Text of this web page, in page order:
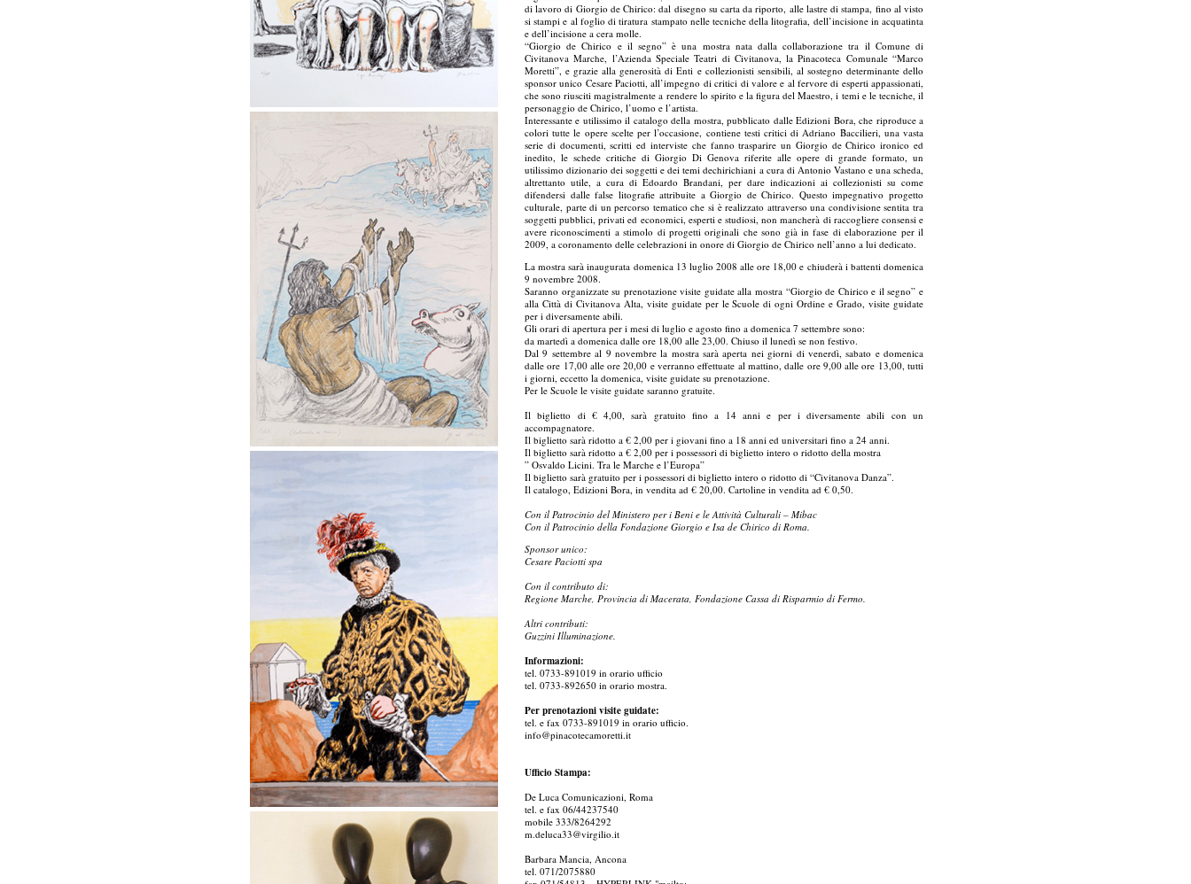
di lavoro di Giorgio de Chirico: dal disegno su carta da riporto, alle lastre di stampa, fino al visto
si stampi e al foglio di tiratura stampato nelle tecniche della litografia, dell’incisione in acquatinta
e dell’incisione a cera molle.
“Giorgio de Chirico e il segno” è una mostra nata dalla collaborazione tra il Comune di
Civitanova Marche, l’Azienda Speciale Teatri di Civitanova, la Pinacoteca Comunale “Marco
Moretti”, e grazie alla generosità di Enti e collezionisti sensibili, al sostegno determinante dello
sponsor unico Cesare Paciotti, all’impegno di critici di valore e al fervore di esperti appassionati,
che sono riusciti magistralmente a rendere lo spirito e la figura del Maestro, i temi e le tecniche, il
personaggio de Chirico, l’uomo e l’artista.
Interessante e utilissimo il catalogo della mostra, pubblicato dalle Edizioni Bora, che riproduce a
colori tutte le opere scelte per l’occasione, contiene testi critici di Adriano Baccilieri, una vasta
serie di documenti, scritti ed interviste che fanno trasparire un Giorgio de Chirico ironico ed
inedito, le schede critiche di Giorgio Di Genova riferite alle opere di grande formato, un
utilissimo dizionario dei soggetti e dei temi dechirichiani a cura di Antonio Vastano e una scheda,
altrettanto utile, a cura di Edoardo Brandani, per dare indicazioni ai collezionisti su come
difendersi dalle false litografie attribuite a Giorgio de Chirico. Questo impegnativo progetto
culturale, parte di un percorso tematico che si è realizzato attraverso una condivisione sentita tra
soggetti pubblici, privati ed economici, esperti e studiosi, non mancherà di raccogliere consensi e
avere riconoscimenti a stimolo di progetti originali che sono già in fase di elaborazione per il
2009, a coronamento delle celebrazioni in onore di Giorgio de Chirico nell’anno a lui dedicato.
La mostra sarà inaugurata domenica 13 luglio 2008 alle ore 18,00 e chiuderà i battenti domenica
9 novembre 2008.
Saranno organizzate su prenotazione visite guidate alla mostra “Giorgio de Chirico e il segno” e
alla Città di Civitanova Alta, visite guidate per le Scuole di ogni Ordine e Grado, visite guidate
per i diversamente abili.
Gli orari di apertura per i mesi di luglio e agosto fino a domenica 7 settembre sono:
da martedì a domenica dalle ore 18,00 alle 23,00. Chiuso il lunedì se non festivo.
Dal 9 settembre al 9 novembre la mostra sarà aperta nei giorni di venerdì, sabato e domenica
dalle ore 17,00 alle ore 20,00 e verranno effettuate al mattino, dalle ore 9,00 alle ore 13,00, tutti
i giorni, eccetto la domenica, visite guidate su prenotazione.
Per le Scuole le visite guidate saranno gratuite.
Il biglietto di € 4,00, sarà gratuito fino a 14 anni e per i diversamente abili con un
accompagnatore.
Il biglietto sarà ridotto a € 2,00 per i giovani fino a 18 anni ed universitari fino a 24 anni.
Il biglietto sarà ridotto a € 2,00 per i possessori di biglietto intero o ridotto della mostra
” Osvaldo Licini. Tra le Marche e l’Europa”
Il biglietto sarà gratuito per i possessori di biglietto intero o ridotto di “Civitanova Danza”.
Il catalogo, Edizioni Bora, in vendita ad € 20,00. Cartoline in vendita ad € 0,50.
Con il Patrocinio del Ministero per i Beni e le Attività Culturali – Mibac
Con il Patrocinio della Fondazione Giorgio e Isa de Chirico di Roma.
Sponsor unico:
Cesare Paciotti spa
Con il contributo di:
Regione Marche, Provincia di Macerata, Fondazione Cassa di Risparmio di Fermo.
Altri contributi:
Guzzini Illuminazione.
Informazioni:
tel. 0733-891019 in orario ufficio
tel. 0733-892650 in orario mostra.
Per prenotazioni visite guidate:
tel. e fax 0733-891019 in orario ufficio.
info@pinacotecamoretti.it
Ufficio Stampa:
De Luca Comunicazioni, Roma
tel. e fax 06/44237540
mobile 333/8264292
m.deluca33@virgilio.it
Barbara Mancia, Ancona
tel. 071/2075880